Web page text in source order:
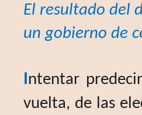
El resultado del
un gobierno de
Intentar
vuelta, de las